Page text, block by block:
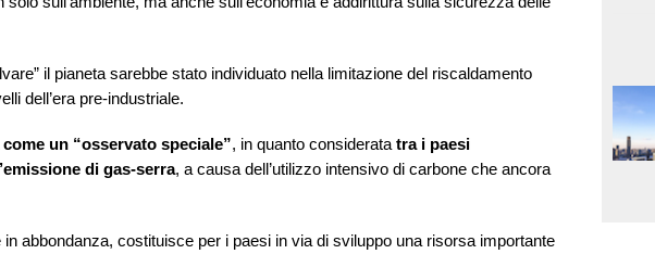
il pianeta sarebbe stato individuato nella limitazione del riscaldamento
dell’era pre-industriale.
un “osservato speciale”, in quanto considerata tra i paesi
di gas-serra, a causa dell’utilizzo intensivo di carbone che ancora
abbondanza, costituisce per i paesi in via di sviluppo una risorsa importante